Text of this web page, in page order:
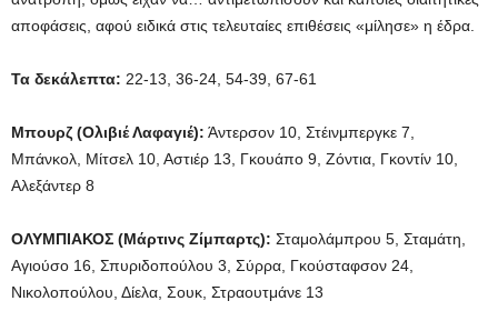
αποφάσεις, αφού ειδικά στις τελευταίες επιθέσεις «μίλησε» η έδρα.
Τα δεκάλεπτα: 22-13, 36-24, 54-39, 67-61
Μπουρζ (Ολιβιέ Λαφαγιέ): Άντερσον 10, Στέινμπεργκε 7,
Μπάνκολ, Μίτσελ 10, Αστιέρ 13, Γκουάπο 9, Ζόντια, Γκοντίν 10,
Αλεξάντερ 8
ΟΛΥΜΠΙΑΚΟΣ (Μάρτινς Ζίμπαρτς): Σταμολάμπρου 5, Σταμάτη,
Αγιούσο 16, Σπυριδοπούλου 3, Σύρρα, Γκούσταφσον 24,
Νικολοπούλου, Δίελα, Σουκ, Στραουτμάνε 13